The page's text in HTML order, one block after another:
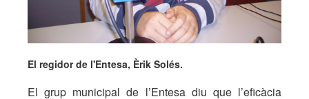
El regidor de l'Entesa, Èrik Solés.
El grup municipal de l’Entesa diu que l’eficàcia